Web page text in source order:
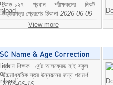
কোড-১২৭ প্রধান পরীক্ষকদের নিকট
উত্তরপত্র প্রেরণের ঠিকানা 2026-06-09
View more
প্রধান শিক্ষক : সেন্ট আলফ্রেড হাই স্কুল :
উচ্চমাধ্যমিক স্তর উন্নয়নের জন্য পরামর্শ